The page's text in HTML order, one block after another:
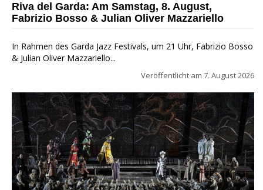
Riva del Garda: Am Samstag, 8. August,
Fabrizio Bosso & Julian Oliver Mazzariello
In Rahmen des Garda Jazz Festivals, um 21 Uhr, Fabrizio Bosso
& Julian Oliver Mazzariello...
Veröffentlicht am 7. August 2026